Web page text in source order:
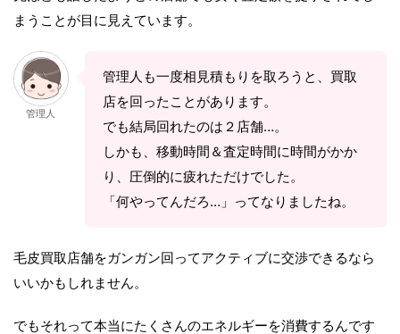
まうことが目に見えています。
管理人
管理人も一度相見積もりを取ろうと、買取
店を回ったことがあります。
でも結局回れたのは２店舗…。
しかも、移動時間＆査定時間に時間がかか
り、圧倒的に疲れただけでした。
「何やってんだろ…」ってなりましたね。
毛皮買取店舗をガンガン回ってアクティブに交渉できるなら
いいかもしれません。
でもそれって本当にたくさんのエネルギーを消費するんです